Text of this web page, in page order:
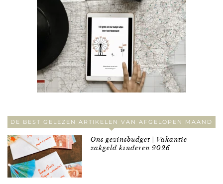
DE BEST GELEZEN ARTIKELEN VAN AFGELOPEN MAAND
Ons gezinsbudget | Vakantie
zakgeld kinderen 2026